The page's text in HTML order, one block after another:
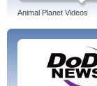
Animal Planet Videos